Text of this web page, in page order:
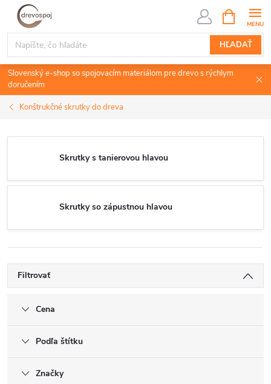
Prejsť
obsah
HĽADAŤ
KOŠÍK
Slovenský e-shop so spojovacím materiálom pre drevo s rýchlym
doručením
Konštrukčné skrutky do dreva
Skrutky s tanierovou hlavou
Skrutky so zápustnou hlavou
Filtrovať
Cena
Podľa štítku
Značky